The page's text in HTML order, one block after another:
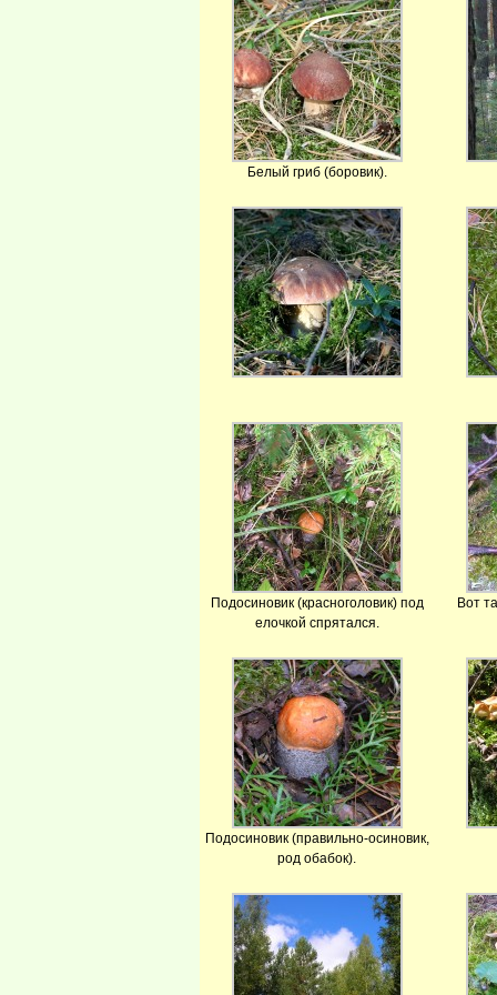
Белый гриб (боровик).
Подосиновик (красноголовик) под
елочкой спрятался.
Вот
Подосиновик (правильно-осиновик,
род обабок).